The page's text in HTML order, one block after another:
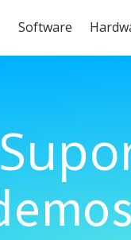
Software